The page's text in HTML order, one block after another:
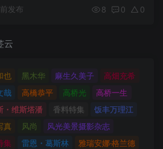
发布 8 0 0
云
也 黑木华 麻生久美子
高畑充希
哉
高橋恭平 高桥光
高桥一生
・维斯塔潘
香料特集
饭丰万理江
真
风尚
风光美景摄影杂志
集
雷恩・葛斯林
雅瑞安娜‧格兰德